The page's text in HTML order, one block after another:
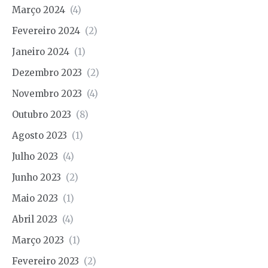
Março 2024 (4)
Fevereiro 2024 (2)
Janeiro 2024 (1)
Dezembro 2023 (2)
Novembro 2023 (4)
Outubro 2023 (8)
Agosto 2023 (1)
Julho 2023 (4)
Junho 2023 (2)
Maio 2023 (1)
Abril 2023 (4)
Março 2023 (1)
Fevereiro 2023 (2)